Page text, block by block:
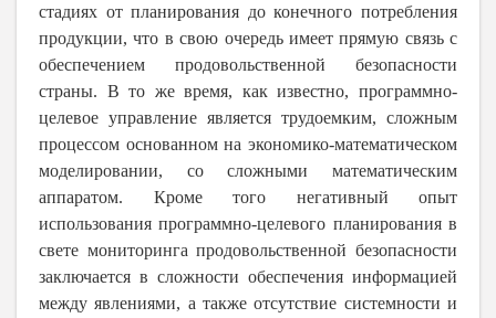
стадиях от планирования до конечного потребления
продукции, что в свою очередь имеет прямую связь с
обеспечением продовольственной безопасности
страны. В то же время, как известно, программно-
целевое управление является трудоемким, сложным
процессом основанном на экономико-математическом
моделировании, со сложными математическим
аппаратом. Кроме того негативный опыт
использования программно-целевого планирования в
свете мониторинга продовольственной безопасности
заключается в сложности обеспечения информацией
между явлениями, а также отсутствие системности и